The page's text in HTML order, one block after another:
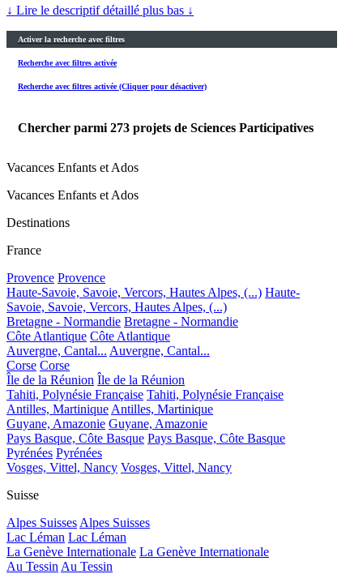
↓ Lire le descriptif détaillé plus bas ↓
Activer la recherche avec filtres
Recherche avec filtres activée
Recherche avec filtres activée (Cliquer pour désactiver)
Chercher parmi 273 projets de Sciences Participatives
Vacances Enfants et Ados
Vacances Enfants et Ados
Destinations
France
Provence Provence
Haute-Savoie, Savoie, Vercors, Hautes Alpes, (...) Haute-
Savoie, Savoie, Vercors, Hautes Alpes, (...)
Bretagne - Normandie Bretagne - Normandie
Côte Atlantique Côte Atlantique
Auvergne, Cantal... Auvergne, Cantal...
Corse Corse
Île de la Réunion Île de la Réunion
Tahiti, Polynésie Française Tahiti, Polynésie Française
Antilles, Martinique Antilles, Martinique
Guyane, Amazonie Guyane, Amazonie
Pays Basque, Côte Basque Pays Basque, Côte Basque
Pyrénées Pyrénées
Vosges, Vittel, Nancy Vosges, Vittel, Nancy
Suisse
Alpes Suisses Alpes Suisses
Lac Léman Lac Léman
La Genève Internationale La Genève Internationale
Au Tessin Au Tessin